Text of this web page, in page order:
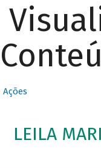
Ações
LEILA